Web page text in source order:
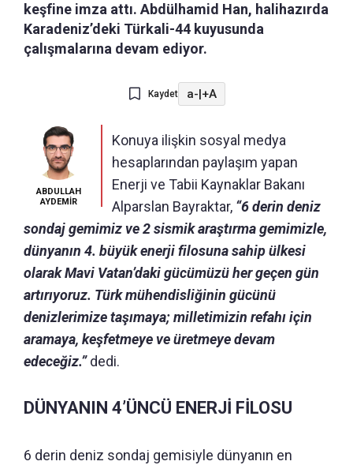
keşfine imza attı. Abdülhamid Han, halihazırda
Karadeniz’deki Türkali-44 kuyusunda
çalışmalarına devam ediyor.
Kaydet a-|+A
ABDULLAH
AYDEMİR
Konuya ilişkin sosyal medya
hesaplarından paylaşım yapan
Enerji ve Tabii Kaynaklar Bakanı
Alparslan Bayraktar, “6 derin deniz
sondaj gemimiz ve 2 sismik araştırma gemimizle,
dünyanın 4. büyük enerji filosuna sahip ülkesi
olarak Mavi Vatan’daki gücümüzü her geçen gün
artırıyoruz. Türk mühendisliğinin gücünü
denizlerimize taşımaya; milletimizin refahı için
aramaya, keşfetmeye ve üretmeye devam
edeceğiz.”dedi.
DÜNYANIN 4’ÜNCÜ ENERJİ FİLOSU
6 derin deniz sondaj gemisiyle dünyanın en